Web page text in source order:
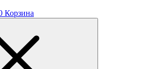
Корзина